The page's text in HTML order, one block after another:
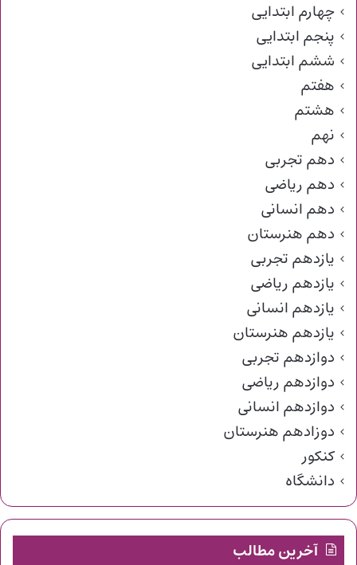
چهارم ابتدایی
پنجم ابتدایی
ششم ابتدایی
هفتم
هشتم
نهم
دهم تجربی
دهم ریاضی
دهم انسانی
دهم هنرستان
یازدهم تجربی
یازدهم ریاضی
یازدهم انسانی
یازدهم هنرستان
دوازدهم تجربی
دوازدهم ریاضی
دوازدهم انسانی
دوزادهم هنرستان
کنکور
دانشگاه
آخرین مطالب